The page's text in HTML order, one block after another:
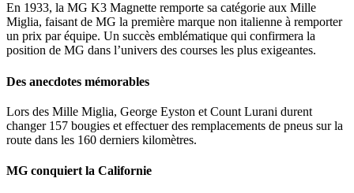
En 1933, la MG K3 Magnette remporte sa catégorie aux Mille
Miglia, faisant de MG la première marque non italienne à remporter
un prix par équipe. Un succès emblématique qui confirmera la
position de MG dans l’univers des courses les plus exigeantes.
Des anecdotes mémorables
Lors des Mille Miglia, George Eyston et Count Lurani durent
changer 157 bougies et effectuer des remplacements de pneus sur la
route dans les 160 derniers kilomètres.
MG conquiert la Californie